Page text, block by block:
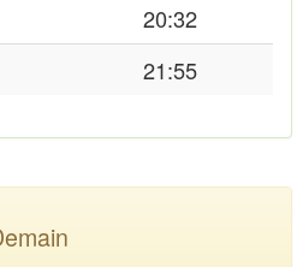
20:32
21:55